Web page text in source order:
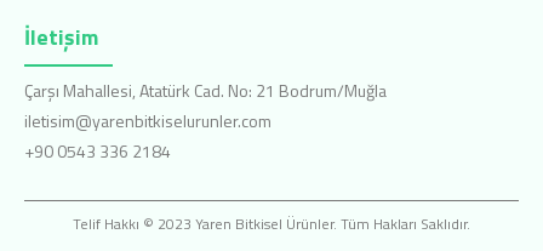
İletişim
Çarşı Mahallesi, Atatürk Cad. No: 21 Bodrum/Muğla
iletisim@yarenbitkiselurunler.com
+90 0543 336 2184
Telif Hakkı © 2023 Yaren Bitkisel Ürünler. Tüm Hakları Saklıdır.